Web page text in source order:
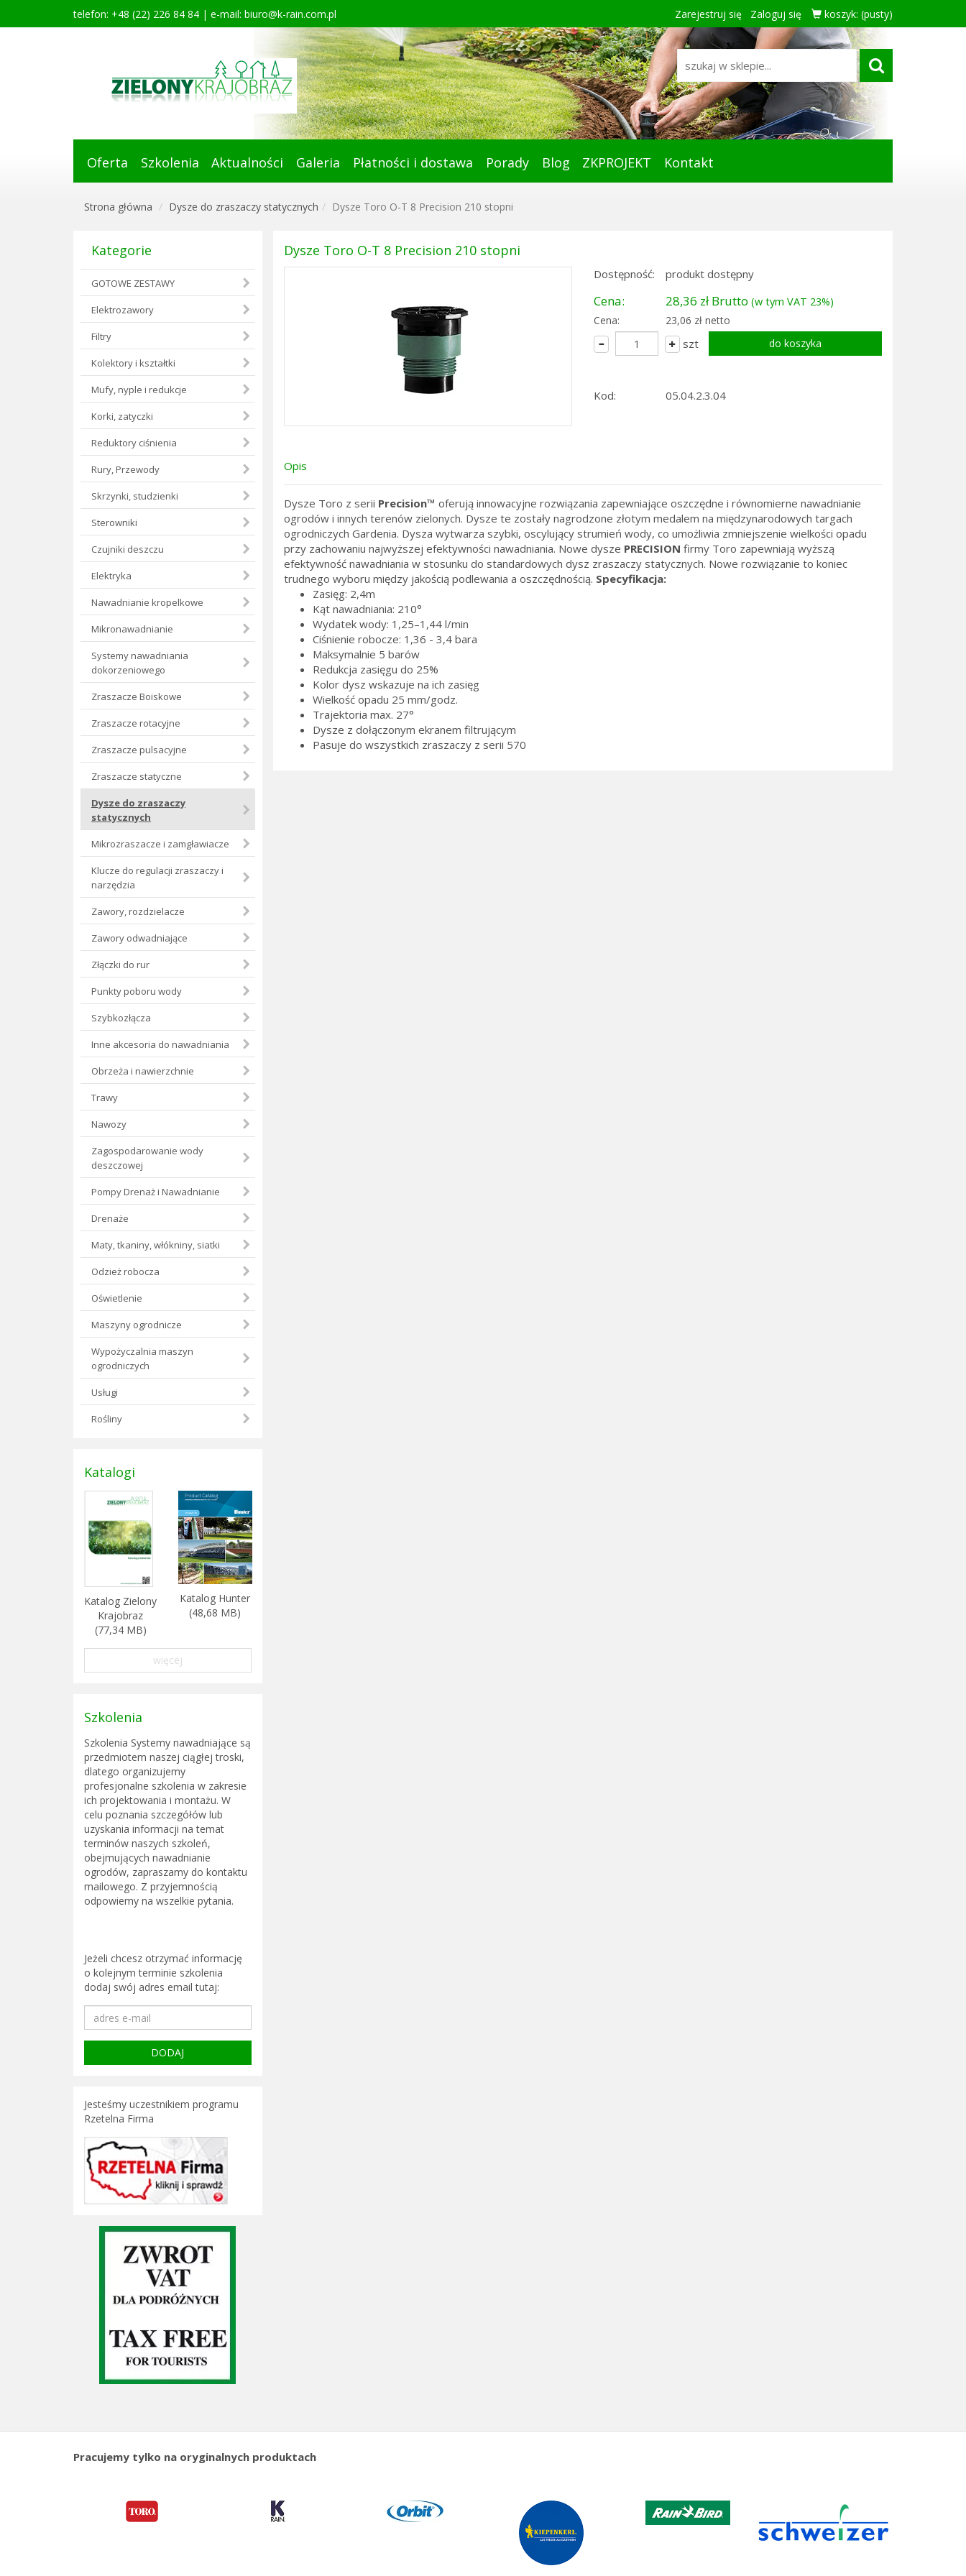
telefon: +48 (22) 226 84 84 | e-mail: biuro@k-rain.com.pl Zarejestruj się Zaloguj się koszyk: (pusty)
Oferta Szkolenia Aktualności Galeria Płatności i dostawa Porady Blog ZKPROJEKT Kontakt
Strona główna Dysze do zraszaczy statycznych Dysze Toro O-T 8 Precision 210 stopni
Kategorie
GOTOWE ZESTAWY
Elektrozawory
Filtry
Kolektory i kształtki
Mufy, nyple i redukcje
Korki, zatyczki
Reduktory ciśnienia
Rury, Przewody
Skrzynki, studzienki
Sterowniki
Czujniki deszczu
Elektryka
Nawadnianie kropelkowe
Mikronawadnianie
Systemy nawadniania
dokorzeniowego
Zraszacze Boiskowe
Zraszacze rotacyjne
Zraszacze pulsacyjne
Zraszacze statyczne
Dysze do zraszaczy
statycznych
Mikrozraszacze i zamgławiacze
Klucze do regulacji zraszaczy i
narzędzia
Zawory, rozdzielacze
Zawory odwadniające
Złączki do rur
Punkty poboru wody
Szybkozłącza
Inne akcesoria do nawadniania
Obrzeża i nawierzchnie
Trawy
Nawozy
Zagospodarowanie wody
deszczowej
Pompy Drenaż i Nawadnianie
Drenaże
Maty, tkaniny, włókniny, siatki
Odzież robocza
Oświetlenie
Maszyny ogrodnicze
Wypożyczalnia maszyn
ogrodniczych
Usługi
Rośliny
Dysze Toro O-T 8 Precision 210 stopni
Dostępność: produkt dostępny
Cena: 28,36 zł Brutto(w tym VAT 23%)
Cena:
23,06 zł netto
szt
Kod: 05.04.2.3.04
Opis
Dysze Toro z serii Precision™ oferują innowacyjne rozwiązania zapewniające oszczędne i równomierne nawadnianie
ogrodów i innych terenów zielonych. Dysze te zostały nagrodzone złotym medalem na międzynarodowych targach
ogrodniczych Gardenia. Dysza wytwarza szybki, oscylujący strumień wody, co umożliwia zmniejszenie wielkości opadu
przy zachowaniu najwyższej efektywności nawadniania. Nowe dysze PRECISION firmy Toro zapewniają wyższą
efektywność nawadniania w stosunku do standardowych dysz zraszaczy statycznych. Nowe rozwiązanie to koniec
trudnego wyboru między jakością podlewania a oszczędnością. Specyfikacja:
Zasięg: 2,4m
Kąt nawadniania: 210°
Wydatek wody: 1,25–1,44 l/min
Ciśnienie robocze: 1,36 - 3,4 bara
Maksymalnie 5 barów
Redukcja zasięgu do 25%
Kolor dysz wskazuje na ich zasięg
Wielkość opadu 25 mm/godz.
Trajektoria max. 27°
Dysze z dołączonym ekranem filtrującym
Pasuje do wszystkich zraszaczy z serii 570
Katalogi
Katalog Zielony
Krajobraz
(77,34 MB)
Katalog Hunter
(48,68 MB)
więcej
Szkolenia
Szkolenia Systemy nawadniające są
przedmiotem naszej ciągłej troski,
dlatego organizujemy
profesjonalne szkolenia w zakresie
ich projektowania i montażu. W
celu poznania szczegółów lub
uzyskania informacji na temat
terminów naszych szkoleń,
obejmujących nawadnianie
ogrodów, zapraszamy do kontaktu
mailowego. Z przyjemnością
odpowiemy na wszelkie pytania.
Jeżeli chcesz otrzymać informację
o kolejnym terminie szkolenia
dodaj swój adres email tutaj:
Jesteśmy uczestnikiem programu
Rzetelna Firma
Pracujemy tylko na oryginalnych produktach